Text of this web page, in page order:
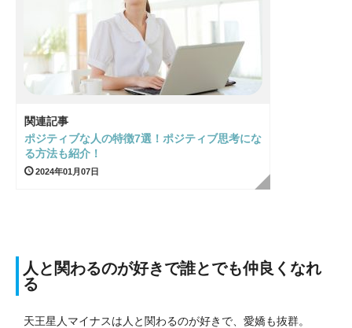
関連記事
ポジティブな人の特徴7選！ポジティブ思考にな
る方法も紹介！
2024年01月07日
人と関わるのが好きで誰とでも仲良くなれ
る
天王星人マイナスは人と関わるのが好きで、愛嬌も抜群。